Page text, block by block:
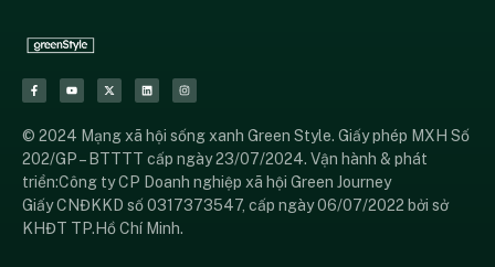
© 2024 Mạng xã hội sống xanh Green Style. Giấy phép MXH Số
202/GP – BTTTT cấp ngày 23/07/2024. Vận hành & phát
triển:Công ty CP Doanh nghiệp xã hội Green Journey
Giấy CNĐKKD số 0317373547, cấp ngày 06/07/2022 bởi sở
KHĐT TP.Hồ Chí Minh.